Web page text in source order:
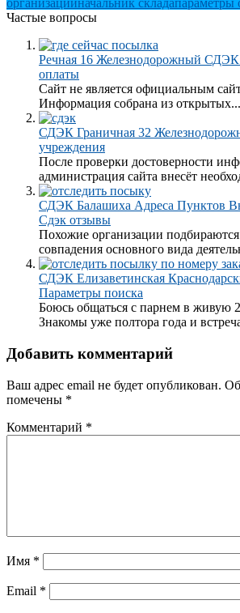
организацииначальник складапараметры
Частые вопросы
Речная 16 Железнодорожный
оплаты
Сайт не является официальным
Информация собрана из открытых...
СДЭК Граничная 32
учреждения
После проверки достоверности
администрация сайта внесёт
СДЭК Балашиха Адреса Пунктов
Сдэк отзывы
Похожие организации
совпадения основного вида
СДЭК Елизаветинская
Параметры поиска
Боюсь общаться с парнем в живую
Знакомы уже полтора года и
Добавить комментарий
Ваш адрес email не будет опубликован.
помечены *
Комментарий *
Имя *
Email *